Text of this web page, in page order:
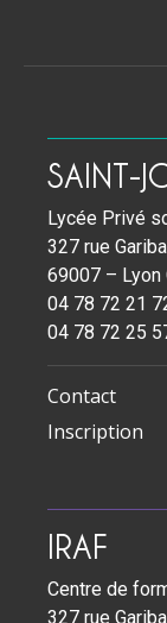
SAINT-
Lycée Privé
327 rue
69007 – Lyon
04 78 72 21
04 78 72 25
Contact
Inscription
IRAF
Centre de
327 rue